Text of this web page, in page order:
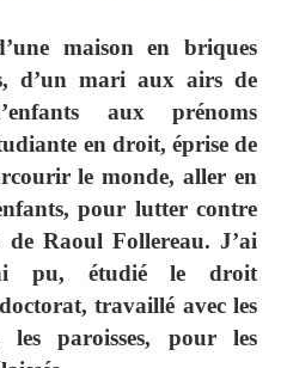
maison en briques
d’un mari aux airs de
aux prénoms
en droit, éprise de
le monde, aller en
pour lutter contre
Raoul Follereau. J’ai
pu, étudié le droit
travaillé avec les
les paroisses, pour les